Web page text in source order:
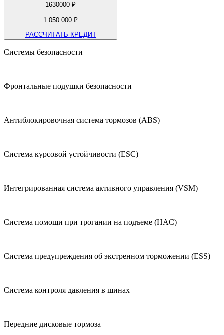
1630000 ₽
1 050 000 ₽
РАССЧИТАТЬ КРЕДИТ
Системы безопасности
Фронтальные подушки безопасности
Антиблокировочная система тормозов (ABS)
Система курсовой устойчивости (ESC)
Интегрированная система активного управления (VSM)
Система помощи при трогании на подъеме (HAC)
Система предупреждения об экстренном торможении (ESS)
Система контроля давления в шинах
Передние дисковые тормоза